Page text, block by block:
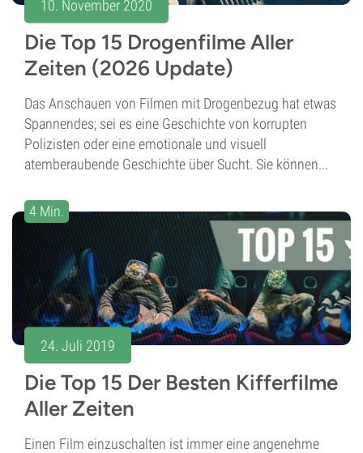
10. November 2020
Die Top 15 Drogenfilme Aller
Zeiten (2026 Update)
Das Anschauen von Filmen mit Drogenbezug hat etwas
Spannendes; sei es eine Geschichte von korrupten
Polizisten oder eine emotionale und visuell
atemberaubende Geschichte über Sucht. Sie können...
4 Min.
24. Juli 2019
Die Top 15 Der Besten Kifferfilme
Aller Zeiten
Einen Film einzuschalten ist immer eine angenehme